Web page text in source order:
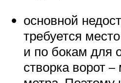
основной
требуется
и по бокам для
створка ворот